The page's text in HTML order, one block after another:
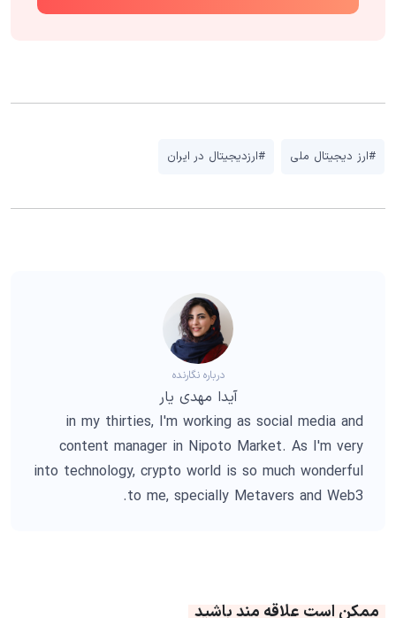
#ارز دیجیتال ملی #ارزدیجیتال در ایران
درباره نگارنده
آیدا مهدی یار
in my thirties, I'm working as social media and
content manager in Nipoto Market. As I'm very
into technology, crypto world is so much wonderful
to me, specially Metavers and Web3.
ممکن است علاقه مند باشید